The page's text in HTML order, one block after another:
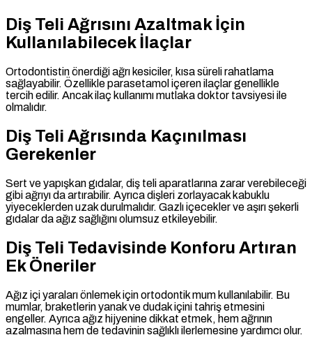
Diş Teli Ağrısını Azaltmak İçin
Kullanılabilecek İlaçlar
Ortodontistin önerdiği ağrı kesiciler, kısa süreli rahatlama
sağlayabilir. Özellikle parasetamol içeren ilaçlar genellikle
tercih edilir. Ancak ilaç kullanımı mutlaka doktor tavsiyesi ile
olmalıdır.
Diş Teli Ağrısında Kaçınılması
Gerekenler
Sert ve yapışkan gıdalar, diş teli aparatlarına zarar verebileceği
gibi ağrıyı da artırabilir. Ayrıca dişleri zorlayacak kabuklu
yiyeceklerden uzak durulmalıdır. Gazlı içecekler ve aşırı şekerli
gıdalar da ağız sağlığını olumsuz etkileyebilir.
Diş Teli Tedavisinde Konforu Artıran
Ek Öneriler
Ağız içi yaraları önlemek için ortodontik mum kullanılabilir. Bu
mumlar, braketlerin yanak ve dudak içini tahriş etmesini
engeller. Ayrıca ağız hijyenine dikkat etmek, hem ağrının
azalmasına hem de tedavinin sağlıklı ilerlemesine yardımcı olur.